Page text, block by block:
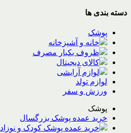
دسته بندی ها
پوشک
خانه و آشپزخانه
ظروف یکبار مصرف
کالای دیجیتال
لوازم آرایشی
لوازم تولد
ورزش و سفر
پوشک
خرید عمده پوشک بزرگسال
خرید عمده پوشک کودک و نوزاد